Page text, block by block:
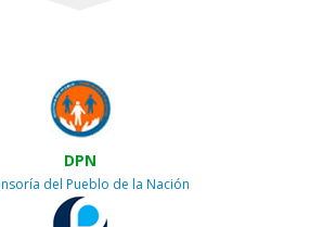
DPN
del Pueblo de la Nación